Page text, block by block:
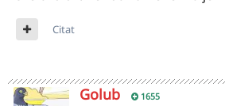
Citat
Golub 1655